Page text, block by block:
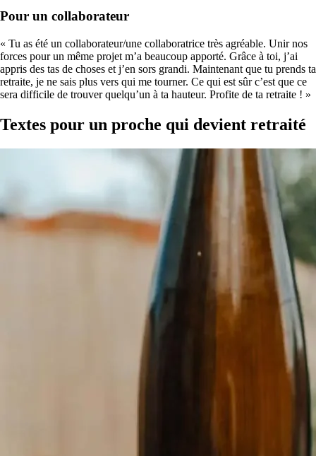
Pour un collaborateur
« Tu as été un collaborateur/une collaboratrice très agréable. Unir nos
forces pour un même projet m’a beaucoup apporté. Grâce à toi, j’ai
appris des tas de choses et j’en sors grandi. Maintenant que tu prends ta
retraite, je ne sais plus vers qui me tourner. Ce qui est sûr c’est que ce
sera difficile de trouver quelqu’un à ta hauteur. Profite de ta retraite ! »
Textes pour un proche qui devient retraité